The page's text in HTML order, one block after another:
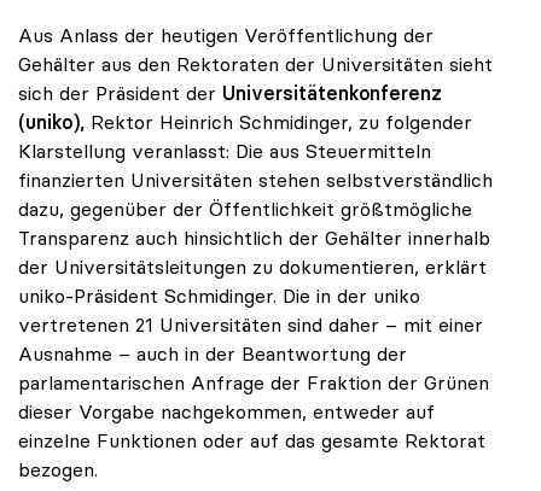
Aus Anlass der heutigen Veröffentlichung der
Gehälter aus den Rektoraten der Universitäten sieht
sich der Präsident der Universitätenkonferenz
(uniko), Rektor Heinrich Schmidinger, zu folgender
Klarstellung veranlasst: Die aus Steuermitteln
finanzierten Universitäten stehen selbstverständlich
dazu, gegenüber der Öffentlichkeit größtmögliche
Transparenz auch hinsichtlich der Gehälter innerhalb
der Universitätsleitungen zu dokumentieren, erklärt
uniko-Präsident Schmidinger. Die in der uniko
vertretenen 21 Universitäten sind daher – mit einer
Ausnahme – auch in der Beantwortung der
parlamentarischen Anfrage der Fraktion der Grünen
dieser Vorgabe nachgekommen, entweder auf
einzelne Funktionen oder auf das gesamte Rektorat
bezogen.